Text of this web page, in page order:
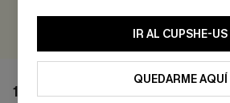
EVALUAR
1 COMENTARIO
IR AL CUPSHE-US
QUEDARME AQUÍ